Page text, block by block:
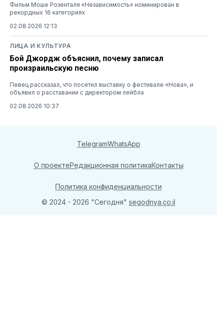
Фильм Моше Розенталя «Независимость» номинирован в
рекордных 16 категориях
02.08.2026 12:13
ЛИЦА И КУЛЬТУРА
Бой Джордж объяснил, почему записал
произраильскую песню
Певец рассказал, что посетил выставку о фестивале «Нова», и
объявил о расставании с директором лейбла
02.08.2026 10:37
TelegramWhatsApp
О проектеРедакционная политикаКонтакты
Политика конфиденциальности
© 2024 - 2026 "Сегодня" segodnya.co.il